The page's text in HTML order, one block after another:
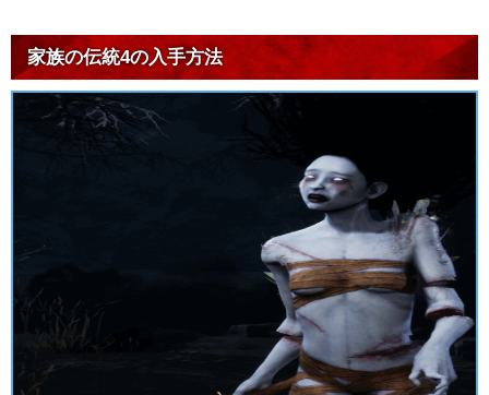
家族の伝統4の入手方法